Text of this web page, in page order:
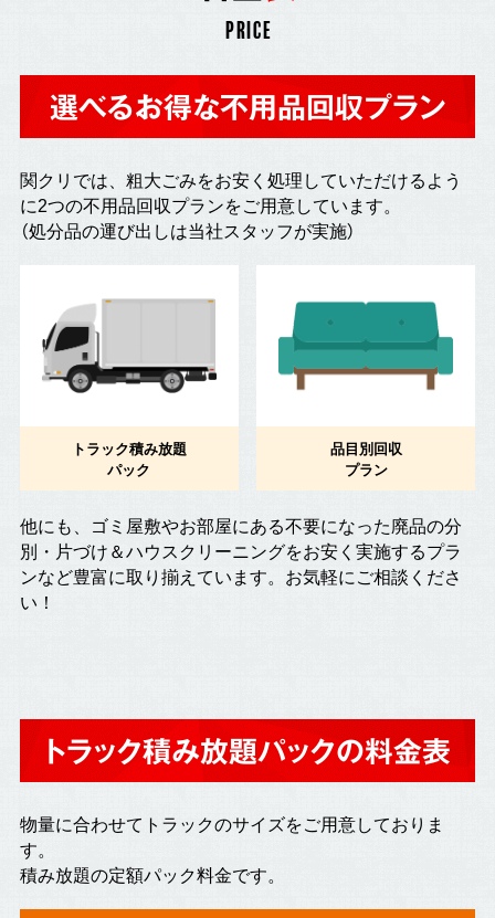
PRICE
選べるお得な不用品回収プラン
関クリでは、粗大ごみをお安く処理していただけるよう
に2つの不用品回収プランをご用意しています。
（処分品の運び出しは当社スタッフが実施）
トラック積み放題
パック
品目別回収
プラン
他にも、ゴミ屋敷やお部屋にある不要になった廃品の分
別・片づけ＆ハウスクリーニングをお安く実施するプラ
ンなど豊富に取り揃えています。お気軽にご相談くださ
い！
トラック積み放題パックの料金表
物量に合わせてトラックのサイズをご用意しておりま
す。
積み放題の定額パック料金です。